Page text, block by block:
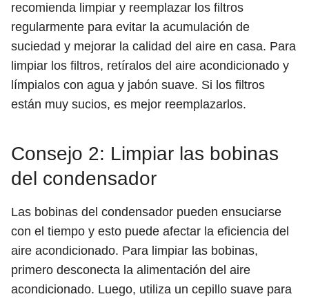
recomienda limpiar y reemplazar los filtros
regularmente para evitar la acumulación de
suciedad y mejorar la calidad del aire en casa. Para
limpiar los filtros, retíralos del aire acondicionado y
límpialos con agua y jabón suave. Si los filtros
están muy sucios, es mejor reemplazarlos.
Consejo 2: Limpiar las bobinas
del condensador
Las bobinas del condensador pueden ensuciarse
con el tiempo y esto puede afectar la eficiencia del
aire acondicionado. Para limpiar las bobinas,
primero desconecta la alimentación del aire
acondicionado. Luego, utiliza un cepillo suave para